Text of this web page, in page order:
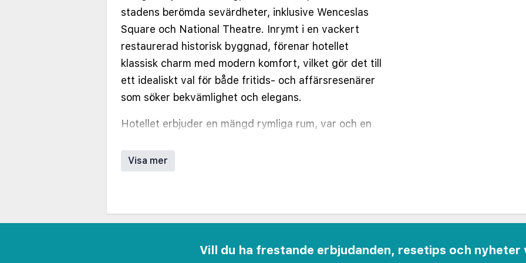
stadens berömda sevärdheter, inklusive Wenceslas
Square och National Theatre. Inrymt i en vackert
restaurerad historisk byggnad, förenar hotellet
klassisk charm med modern komfort, vilket gör det till
ett idealiskt val för både fritids- och affärsresenärer
som söker bekvämlighet och elegans.
Hotellet erbjuder en mängd rymliga rum, var och en
sängar, luftkonditionering, gratis Wi-Fi, satellit-TV och
ett värdeskåp. Gästerna kan välja mellan Standard-,
badrum med gratis toalettartiklar och hårtork för
Visa mer
Vill du ha frestande erbjudanden, resetips och nyheter